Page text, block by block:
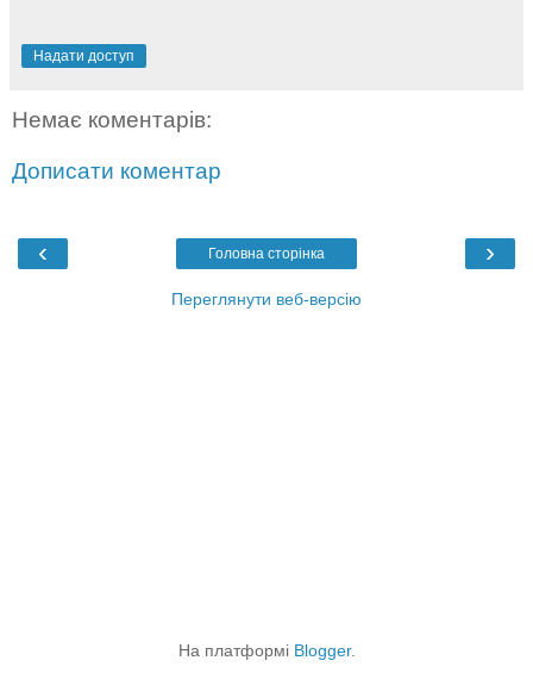
Надати доступ
Немає коментарів:
Дописати коментар
‹ ›
Головна сторінка
Переглянути веб-версію
На платформі Blogger.